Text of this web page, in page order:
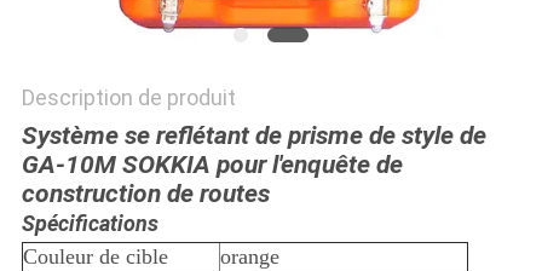
Description de produit
Système se reflétant de prisme de style de
GA-10M SOKKIA pour l'enquête de
construction de routes
Spécifications
Couleur de cible
orange